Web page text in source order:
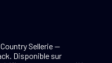
Sellerie —
Disponible sur